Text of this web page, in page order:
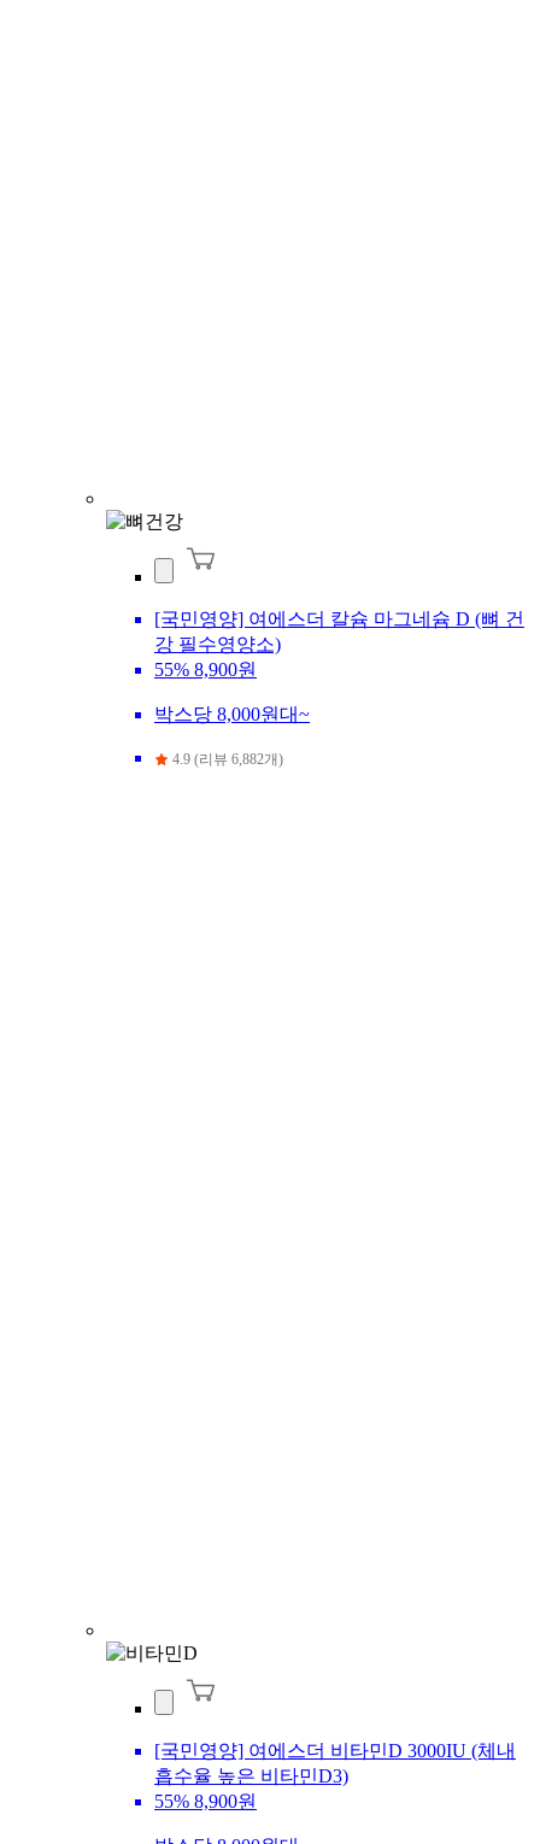
[국민영양] 여에스더 칼슘 마그네슘 D (뼈 건
강 필수영양소)
55% 8,900원
박스당 8,000원대~
4.9 (리뷰 6,882개)
[국민영양] 여에스더 비타민D 3000IU (체내
흡수율 높은 비타민D3)
55% 8,900원